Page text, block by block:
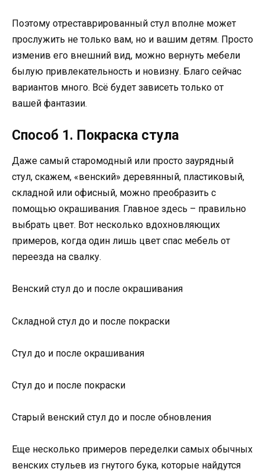
Поэтому отреставрированный стул вполне может
прослужить не только вам, но и вашим детям. Просто
изменив его внешний вид, можно вернуть мебели
былую привлекательность и новизну. Благо сейчас
вариантов много. Всё будет зависеть только от
вашей фантазии.
Способ 1. Покраска стула
Даже самый старомодный или просто заурядный
стул, скажем, «венский» деревянный, пластиковый,
складной или офисный, можно преобразить с
помощью окрашивания. Главное здесь – правильно
выбрать цвет. Вот несколько вдохновляющих
примеров, когда один лишь цвет спас мебель от
переезда на свалку.
Венский стул до и после окрашивания
Складной стул до и после покраски
Стул до и после окрашивания
Стул до и после покраски
Старый венский стул до и после обновления
Еще несколько примеров переделки самых обычных
венских стульев из гнутого бука, которые найдутся